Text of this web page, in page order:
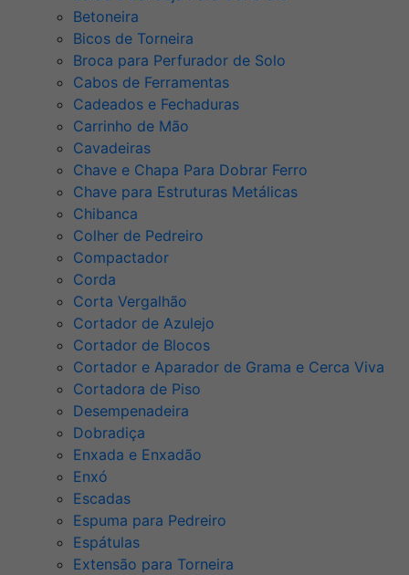
Betoneira
Bicos de Torneira
Broca para Perfurador de Solo
Cabos de Ferramentas
Cadeados e Fechaduras
Carrinho de Mão
Cavadeiras
Chave e Chapa Para Dobrar Ferro
Chave para Estruturas Metálicas
Chibanca
Colher de Pedreiro
Compactador
Corda
Corta Vergalhão
Cortador de Azulejo
Cortador de Blocos
Cortador e Aparador de Grama e Cerca Viva
Cortadora de Piso
Desempenadeira
Dobradiça
Enxada e Enxadão
Enxó
Escadas
Espuma para Pedreiro
Espátulas
Extensão para Torneira